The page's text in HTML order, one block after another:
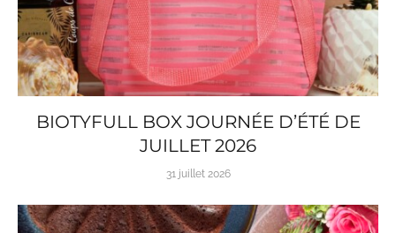
BIOTYFULL BOX JOURNÉE D’ÉTÉ DE
JUILLET 2026
31 juillet 2026